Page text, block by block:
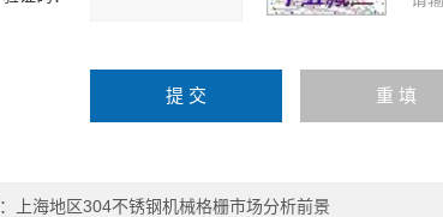
上海地区304不锈钢机械格栅市场分析前景